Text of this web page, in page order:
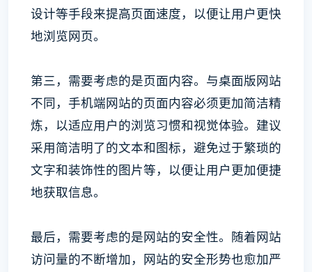
设计等手段来提高页面速度，以便让用户更快
地浏览网页。
第三，需要考虑的是页面内容。与桌面版网站
不同，手机端网站的页面内容必须更加简洁精
炼，以适应用户的浏览习惯和视觉体验。建议
采用简洁明了的文本和图标，避免过于繁琐的
文字和装饰性的图片等，以便让用户更加便捷
地获取信息。
最后，需要考虑的是网站的安全性。随着网站
访问量的不断增加，网站的安全形势也愈加严